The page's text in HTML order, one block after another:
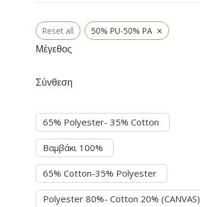
Reset all 50% PU-50% PA ×
Μέγεθος
Σύνθεση
65% Polyester- 35% Cotton
Βαμβάκι 100%
65% Cotton-35% Polyester
Polyester 80%- Cotton 20% (CANVAS)